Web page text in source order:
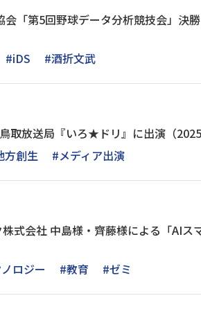
「第5回野球データ分析競技会」決
#iDS #酒折文武
取放送局『いろ★ドリ』に出演（
方創生 #メディア出演
会社 中島様・齊藤様による「AIス
ロジー #教育 #ゼミ